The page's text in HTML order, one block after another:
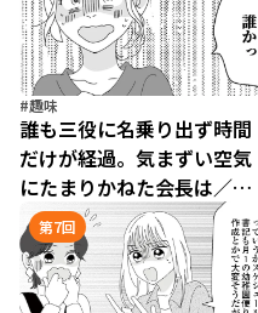
#趣味
誰も三役に名乗り出ず時間
だけが経過。気まずい空気
にたまりかねた会長は／幼
稚園役員で追い詰められた
話（5）
第7回